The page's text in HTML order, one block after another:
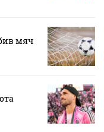
мяч